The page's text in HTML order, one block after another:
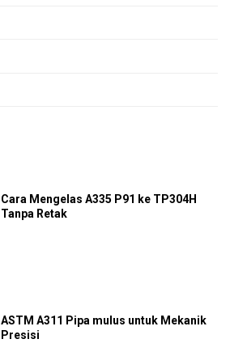
Cara Mengelas A335 P91 ke TP304H
Tanpa Retak
ASTM A311 Pipa mulus untuk Mekanik
Presisi